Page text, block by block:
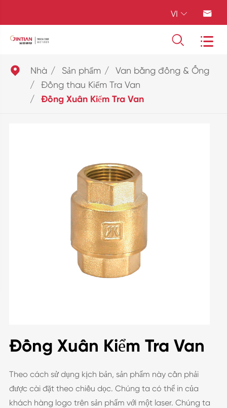
VI  
 
 Nhà Sản phẩm
Van bằng đồng & Ống
Đồng thau Kiểm Tra Van
Đồng Xuân Kiểm Tra Van
Đồng Xuân Kiểm Tra Van
Theo cách sử dụng kịch bản, sản phẩm này cần phải
được cài đặt theo chiều dọc. Chúng ta có thể in của
khách hàng logo trên sản phẩm với một laser. Chúng ta